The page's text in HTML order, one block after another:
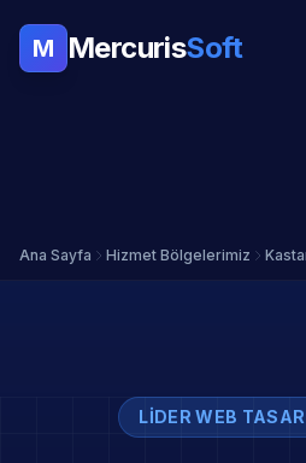
M MercurisSoft
Ana Sayfa Hizmet Bölgelerimiz
LIDER WEB